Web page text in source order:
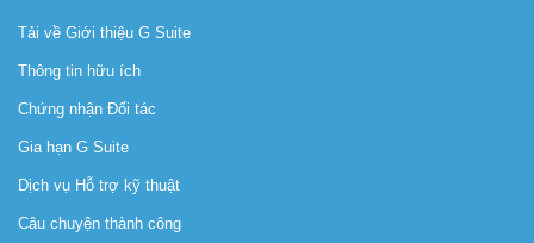
Tải về Giới thiệu G Suite
Thông tin hữu ích
Chứng nhận Đối tác
Gia hạn G Suite
Dịch vụ Hỗ trợ kỹ thuật
Câu chuyện thành công